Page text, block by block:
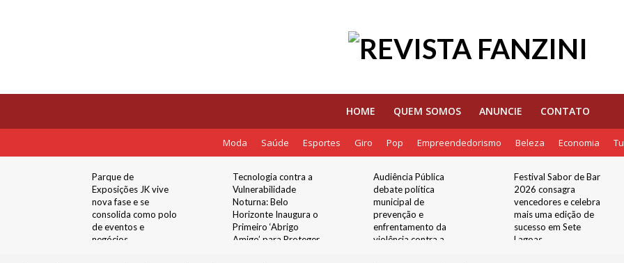
HOME QUEM SOMOS ANUNCIE CONTATO
Moda Saúde Esportes Giro Pop Empreendedorismo Beleza Economia
Parque de
Exposições JK vive
nova fase e se
consolida como polo
de eventos e
negócios
Tecnologia contra a
Vulnerabilidade
Noturna: Belo
Horizonte Inaugura o
Primeiro ‘Abrigo
Amigo’ para Proteger
Audiência Pública
debate política
municipal de
prevenção e
enfrentamento da
violência contra a
Festival Sabor de Bar
2026 consagra
vencedores e celebra
mais uma edição de
sucesso em Sete
Lagoas